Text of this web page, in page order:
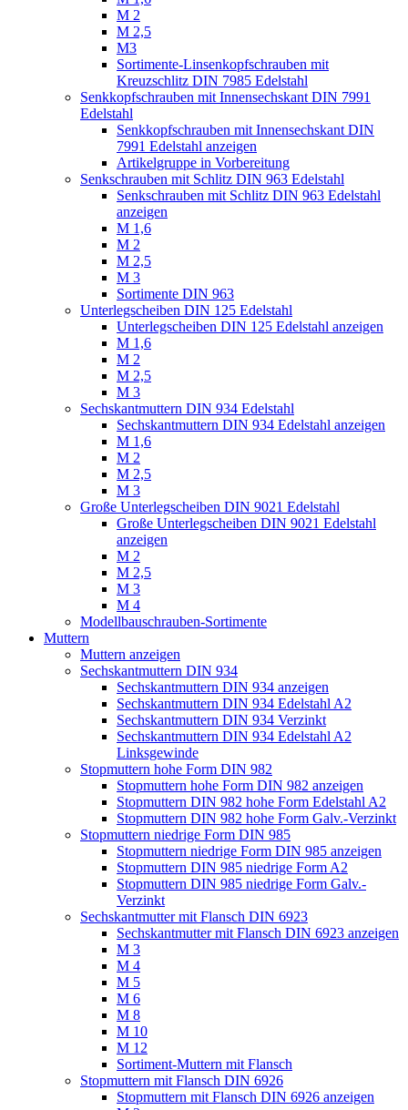
M 2
M 2,5
M3
Sortimente-Linsenkopfschrauben mit
Kreuzschlitz DIN 7985 Edelstahl
Senkkopfschrauben mit Innensechskant DIN 7991
Edelstahl
Senkkopfschrauben mit Innensechskant DIN
7991 Edelstahl anzeigen
Artikelgruppe in Vorbereitung
Senkschrauben mit Schlitz DIN 963 Edelstahl
Senkschrauben mit Schlitz DIN 963 Edelstahl
anzeigen
M 1,6
M 2
M 2,5
M 3
Sortimente DIN 963
Unterlegscheiben DIN 125 Edelstahl
Unterlegscheiben DIN 125 Edelstahl anzeigen
M 1,6
M 2
M 2,5
M 3
Sechskantmuttern DIN 934 Edelstahl
Sechskantmuttern DIN 934 Edelstahl anzeigen
M 1,6
M 2
M 2,5
M 3
Große Unterlegscheiben DIN 9021 Edelstahl
Große Unterlegscheiben DIN 9021 Edelstahl
anzeigen
M 2
M 2,5
M 3
M 4
Modellbauschrauben-Sortimente
Muttern
Muttern anzeigen
Sechskantmuttern DIN 934
Sechskantmuttern DIN 934 anzeigen
Sechskantmuttern DIN 934 Edelstahl A2
Sechskantmuttern DIN 934 Verzinkt
Sechskantmuttern DIN 934 Edelstahl A2
Linksgewinde
Stopmuttern hohe Form DIN 982
Stopmuttern hohe Form DIN 982 anzeigen
Stopmuttern DIN 982 hohe Form Edelstahl A2
Stopmuttern DIN 982 hohe Form Galv.-Verzinkt
Stopmuttern niedrige Form DIN 985
Stopmuttern niedrige Form DIN 985 anzeigen
Stopmuttern DIN 985 niedrige Form A2
Stopmuttern DIN 985 niedrige Form Galv.-
Verzinkt
Sechskantmutter mit Flansch DIN 6923
Sechskantmutter mit Flansch DIN 6923 anzeigen
M 3
M 4
M 5
M 6
M 8
M 10
M 12
Sortiment-Muttern mit Flansch
Stopmuttern mit Flansch DIN 6926
Stopmuttern mit Flansch DIN 6926 anzeigen